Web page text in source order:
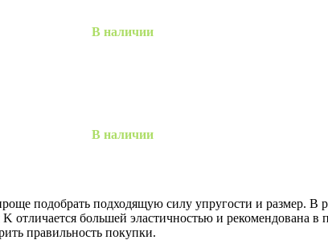
В наличии
В наличии
подобрать подходящую силу упругости и размер. В
отличается большей эластичностью и рекомендована
правильность покупки.